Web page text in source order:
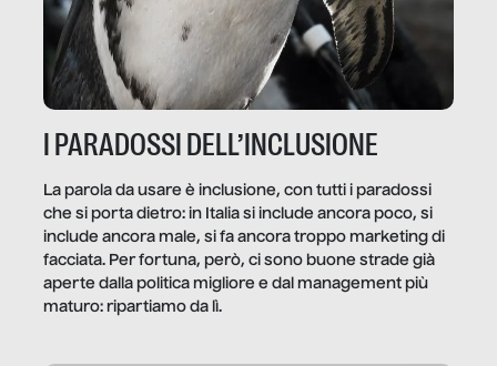
I PARADOSSI DELL’INCLUSIONE
La parola da usare è inclusione, con tutti i paradossi
che si porta dietro: in Italia si include ancora poco, si
include ancora male, si fa ancora troppo marketing di
facciata. Per fortuna, però, ci sono buone strade già
aperte dalla politica migliore e dal management più
maturo: ripartiamo da lì.